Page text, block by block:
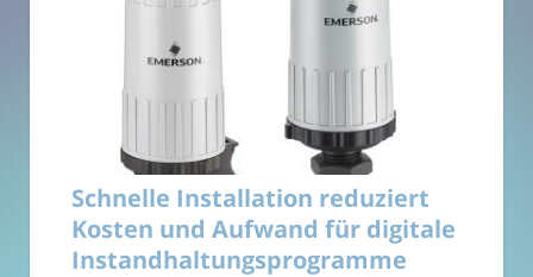
Schnelle Installation reduziert
Kosten und Aufwand für digitale
Instandhaltungsprogramme